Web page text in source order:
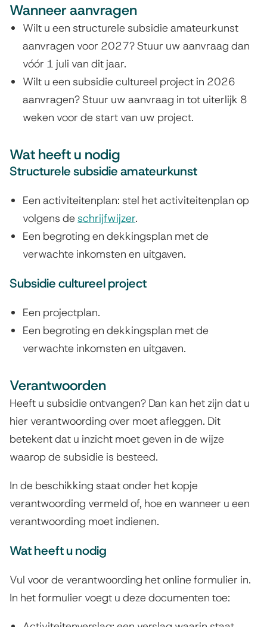
n
)
x
t
r
n
Wanneer aanvragen
Wilt u een structurele subsidie amateurkunst
aanvragen voor 2027? Stuur uw aanvraag dan
vóór 1 juli van dit jaar.
Wilt u een subsidie cultureel project in 2026
aanvragen? Stuur uw aanvraag in tot uiterlijk 8
weken voor de start van uw project.
Wat heeft u nodig
Structurele subsidie amateurkunst
Een activiteitenplan: stel het activiteitenplan op
volgens deschrijfwijzer.
Een begroting en dekkingsplan met de
verwachte inkomsten en uitgaven.
Subsidie cultureel project
Een projectplan.
Een begroting en dekkingsplan met de
verwachte inkomsten en uitgaven.
Verantwoorden
Heeft u subsidie ontvangen? Dan kan het zijn dat u
hier verantwoording over moet afleggen. Dit
betekent dat u inzicht moet geven in de wijze
waarop de subsidie is besteed.
In de beschikking staat onder het kopje
verantwoording vermeld of, hoe en wanneer u een
verantwoording moet indienen.
Wat heeft u nodig
Vul voor de verantwoording het online formulier in.
In het formulier voegt u deze documenten toe: